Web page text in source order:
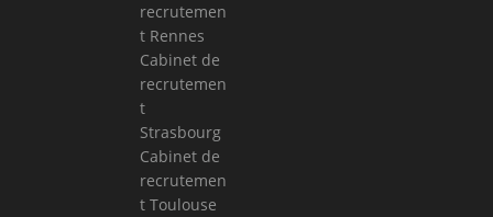
recrutemen
t Rennes
Cabinet de
recrutemen
t
Strasbourg
Cabinet de
recrutemen
t Toulouse